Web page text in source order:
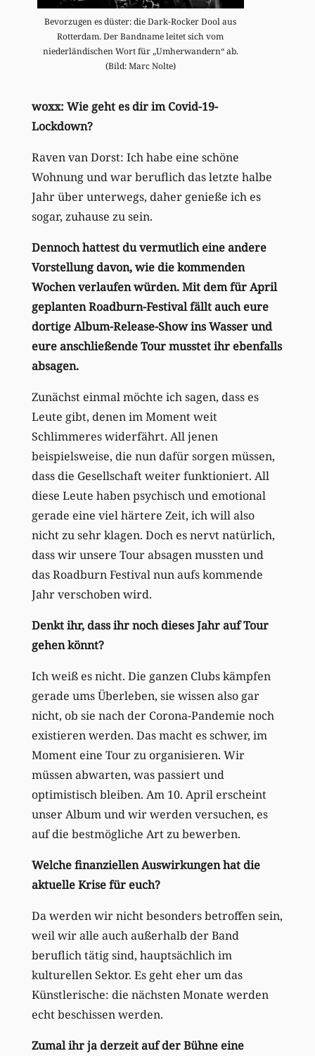
Bevorzugen es düster: die Dark-Rocker Dool aus
Rotterdam. Der Bandname leitet sich vom
niederländischen Wort für „Umherwandern“ ab.
(Bild: Marc Nolte)
woxx: Wie geht es dir im Covid-19-
Lockdown?
Raven van Dorst: Ich habe eine schöne
Wohnung und war beruflich das letzte halbe
Jahr über unterwegs, daher genieße ich es
sogar, zuhause zu sein.
Dennoch hattest du vermutlich eine andere
Vorstellung davon, wie die kommenden
Wochen verlaufen würden. Mit dem für April
geplanten Roadburn-Festival fällt auch eure
dortige Album-Release-Show ins Wasser und
eure anschließende Tour musstet ihr ebenfalls
absagen.
Zunächst einmal möchte ich sagen, dass es
Leute gibt, denen im Moment weit
Schlimmeres widerfährt. All jenen
beispielsweise, die nun dafür sorgen müssen,
dass die Gesellschaft weiter funktioniert. All
diese Leute haben psychisch und emotional
gerade eine viel härtere Zeit, ich will also
nicht zu sehr klagen. Doch es nervt natürlich,
dass wir unsere Tour absagen mussten und
das Roadburn Festival nun aufs kommende
Jahr verschoben wird.
Denkt ihr, dass ihr noch dieses Jahr auf Tour
gehen könnt?
Ich weiß es nicht. Die ganzen Clubs kämpfen
gerade ums Überleben, sie wissen also gar
nicht, ob sie nach der Corona-Pandemie noch
existieren werden. Das macht es schwer, im
Moment eine Tour zu organisieren. Wir
müssen abwarten, was passiert und
optimistisch bleiben. Am 10. April erscheint
unser Album und wir werden versuchen, es
auf die bestmögliche Art zu bewerben.
Welche finanziellen Auswirkungen hat die
aktuelle Krise für euch?
Da werden wir nicht besonders betroffen sein,
weil wir alle auch außerhalb der Band
beruflich tätig sind, hauptsächlich im
kulturellen Sektor. Es geht eher um das
Künstlerische: die nächsten Monate werden
echt beschissen werden.
Zumal ihr ja derzeit auf der Bühne eine